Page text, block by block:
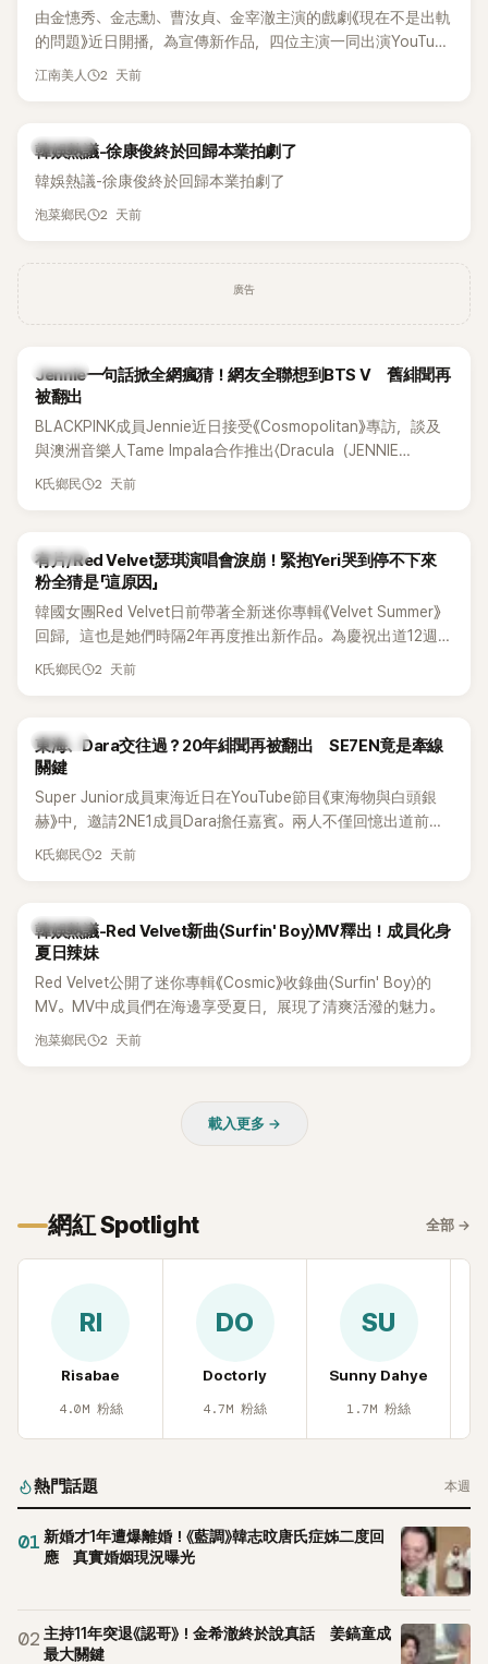
由金憓秀、金志勳、曹汝貞、金宰澈主演的戲劇《現在不是出軌
的問題》近日開播，為宣傳新作品，四位主演一同出演YouTube
節目，不料訪談中的一段發言卻意外掀起爭議。不少網友認
江南美人 2 天前
熱議討論
韓娛熱議-徐康俊終於回歸本業拍劇了
韓娛熱議-徐康俊終於回歸本業拍劇了
泡菜鄉民 2 天前
廣告
K-POP
Jennie一句話掀全網瘋猜！網友全聯想到BTS V 舊緋聞再
被翻出
BLACKPINK成員Jennie近日接受《Cosmopolitan》專訪，談及
與澳洲音樂人Tame Impala合作推出〈Dracula（JENNIE
Remix）〉的幕後故事，沒想到她一句關於「共同朋友」的回答，
K氏鄉民 2 天前
K-POP
有片/Red Velvet瑟琪演唱會淚崩！緊抱Yeri哭到停不下來
粉全猜是「這原因」
韓國女團Red Velvet日前帶著全新迷你專輯《Velvet Summer》
回歸，這也是她們時隔2年再度推出新作品。為慶祝出道12週
年，五位成員也一連舉辦三場粉絲演唱會，與粉絲共同回顧經
K氏鄉民 2 天前
K-POP
東海、Dara交往過？20年緋聞再被翻出 SE7EN竟是牽線
關鍵
Super Junior成員東海近日在YouTube節目《東海物與白頭銀
赫》中，邀請2NE1成員Dara擔任嘉賓。兩人不僅回憶出道前的
青澀往事，也首度聊起當年鬧得沸沸揚揚的緋聞，讓東海忍不
K氏鄉民 2 天前
熱議討論
韓娛熱議-Red Velvet新曲〈Surfin' Boy〉MV釋出！成員化身
夏日辣妹
Red Velvet公開了迷你專輯《Cosmic》收錄曲〈Surfin' Boy〉的
MV。MV中成員們在海邊享受夏日，展現了清爽活潑的魅力。
泡菜鄉民 2 天前
載入更多 →
網紅 Spotlight 全部 →
RI
Risabae
4.0M 粉絲
DO
Doctorly
4.7M 粉絲
SU
Sunny Dahye
1.7M 粉絲
熱門話題 本週
01 新婚才1年遭爆離婚！《藍調》韓志旼唐氏症姊二度回
應 真實婚姻現況曝光
02 主持11年突退《認哥》！金希澈終於說真話 姜鎬童成
最大關鍵